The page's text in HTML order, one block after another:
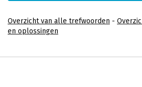
Overzicht van alle trefwoorden -
en oplossingen